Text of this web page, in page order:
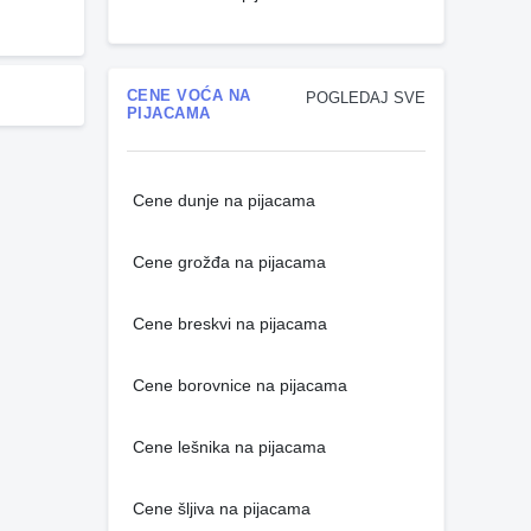
POGLEDAJ SVE
CENE VOĆA NA
PIJACAMA
Cene dunje na pijacama
Cene grožđa na pijacama
Cene breskvi na pijacama
Cene borovnice na pijacama
Cene lešnika na pijacama
Cene šljiva na pijacama